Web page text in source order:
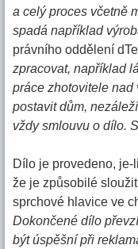
a celý proces včetně
spadá například
právního oddělení
zpracovat, například
práce zhotovitele nad
postavit dům,
vždy smlouvu o dílo.
Dílo je provedeno,
že je způsobilé
sprchové hlavice ve
Dokončené dílo
být úspěšní při